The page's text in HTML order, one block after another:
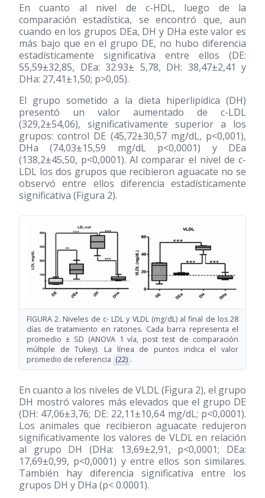
En cuanto al nivel de c-HDL, luego de la
comparación estadística, se encontró que, aun
cuando en los grupos DEa, DH y DHa este valor es
más bajo que en el grupo DE, no hubo diferencia
estadísticamente significativa entre ellos (DE:
55,59±32,85, DEa: 32.93± 5,78, DH: 38,47±2,41 y
DHa: 27,41±1,50; p>0,05).
El grupo sometido a la dieta hiperlipídica (DH)
presentó un valor aumentado de c-LDL
(329,2±54,06), significativamente superior a los
grupos: control DE (45,72±30,57 mg/dL, p<0,001),
DHa (74,03±15,59 mg/dL p<0,0001) y DEa
(138,2±45,50, p<0,0001). Al comparar el nivel de c-
LDL los dos grupos que recibieron aguacate no se
observó entre ellos diferencia estadísticamente
significativa (Figura 2).
FIGURA 2. Niveles de c- LDL y VLDL (mg/dL) al final de los 28
días de tratamiento en ratones. Cada barra representa el
promedio ± SD (ANOVA 1 vía, post test de comparación
múltiple de Tukey). La línea de puntos indica el valor
promedio de referencia (22) .
En cuanto a los niveles de VLDL (Figura 2), el grupo
DH mostró valores más elevados que el grupo DE
(DH: 47,06±3,76; DE: 22,11±10,64 mg/dL; p<0,0001).
Los animales que recibieron aguacate redujeron
significativamente los valores de VLDL en relación
al grupo DH (DHa: 13,69±2,91, p<0,0001; DEa:
17,69±0,99, p<0,0001) y entre ellos son similares.
También hay diferencia significativa entre los
grupos DH y DHa (p< 0.0001).